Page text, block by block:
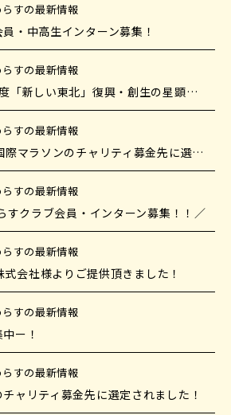
すの最新情報
・中高生インターン募集！
すの最新情報
復興庁より令和6年度「新しい東北」復興・創生の星顕彰をいただきました！
すの最新情報
今年も第19回湘南国際マラソンのチャリティ募金先に選定されました！
すの最新情報
すクラブ会員・インターン募集！！／
すの最新情報
会社様よりご提供頂きました！
すの最新情報
ー！
すの最新情報
ャリティ募金先に選定されました！